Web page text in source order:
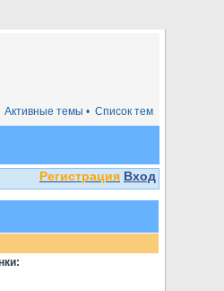
Список тем
Активные темы •
Регистрация Вход